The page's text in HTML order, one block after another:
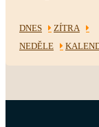
DNES
ZÍTRA
NEDĚLE